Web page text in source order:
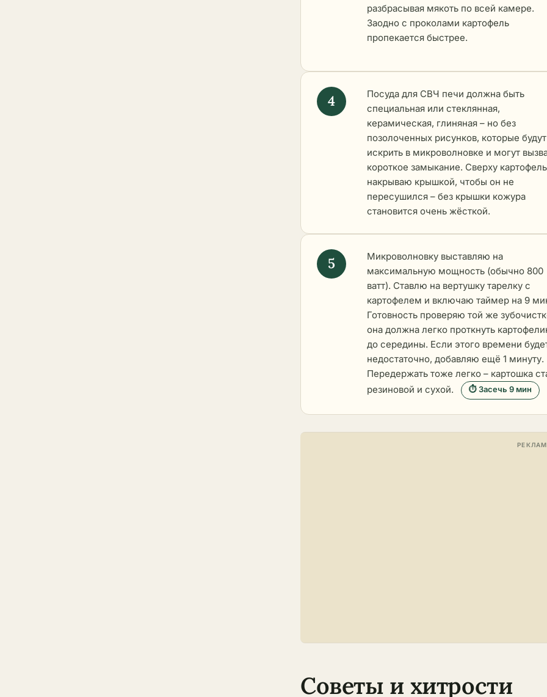
разбрасывая мякоть по всей камере.
Заодно с проколами картофель
пропекается быстрее.
Посуда для СВЧ печи должна быть
специальная или стеклянная,
керамическая, глиняная – но без
позолоченных рисунков, которые будут
искрить в микроволновке и могут
короткое замыкание. Сверху картофель
накрываю крышкой, чтобы он не
пересушился – без крышки кожура
становится очень жёсткой.
Микроволновку выставляю на
максимальную мощность (обычно 800
ватт). Ставлю на вертушку тарелку с
картофелем и включаю таймер на 9
Готовность проверяю той же
она должна легко проткнуть
до середины. Если этого времени
недостаточно, добавляю ещё 1 минуту.
Передержать тоже легко – картошка
резиновой и сухой.
⏱ Засечь 9 мин
Советы и хитрости